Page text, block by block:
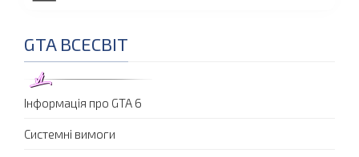
GTA ВСЕСВІТ
Інформація про GTA 6
Системні вимоги